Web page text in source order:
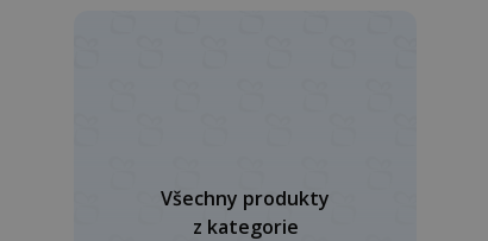
Všechny produkty
z kategorie